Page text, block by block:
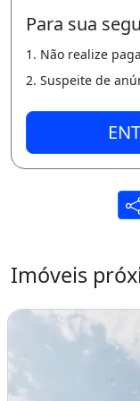
° Quintal;
° Fachada
° 100%
° Porta
° Vidro da
° Paisagismo
° Iluminação
° ITBI E
Para sua
1. Não realize
2. Suspeite de
Imóveis